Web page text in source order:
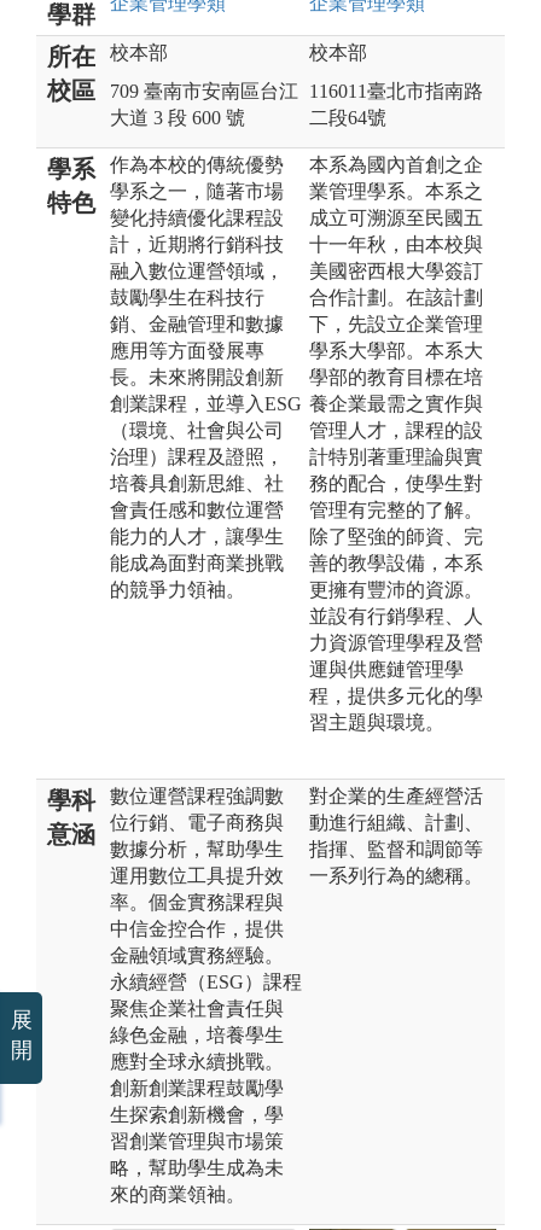
學群
所在
校區
校本部
709 臺南市安南區台江
大道 3 段 600 號
校本部
116011臺北市指南路
二段64號
學系
特色
作為本校的傳統優勢
學系之一，隨著市場
變化持續優化課程設
計，近期將行銷科技
融入數位運營領域，
鼓勵學生在科技行
銷、金融管理和數據
應用等方面發展專
長。未來將開設創新
創業課程，並導入ESG
（環境、社會與公司
治理）課程及證照，
培養具創新思維、社
會責任感和數位運營
能力的人才，讓學生
能成為面對商業挑戰
的競爭力領袖。
本系為國內首創之企
業管理學系。本系之
成立可溯源至民國五
十一年秋，由本校與
美國密西根大學簽訂
合作計劃。在該計劃
下，先設立企業管理
學系大學部。本系大
學部的教育目標在培
養企業最需之實作與
管理人才，課程的設
計特別著重理論與實
務的配合，使學生對
管理有完整的了解。
除了堅強的師資、完
善的教學設備，本系
更擁有豐沛的資源。
並設有行銷學程、人
力資源管理學程及營
運與供應鏈管理學
程，提供多元化的學
習主題與環境。
學科
意涵
數位運營課程強調數
位行銷、電子商務與
數據分析，幫助學生
運用數位工具提升效
率。個金實務課程與
中信金控合作，提供
金融領域實務經驗。
永續經營（ESG）課程
聚焦企業社會責任與
綠色金融，培養學生
應對全球永續挑戰。
創新創業課程鼓勵學
生探索創新機會，學
習創業管理與市場策
略，幫助學生成為未
來的商業領袖。
對企業的生產經營活
動進行組織、計劃、
指揮、監督和調節等
一系列行為的總稱。
展
開